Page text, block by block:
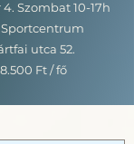
Szombat 10-17h
utca 52.
Ft / fő